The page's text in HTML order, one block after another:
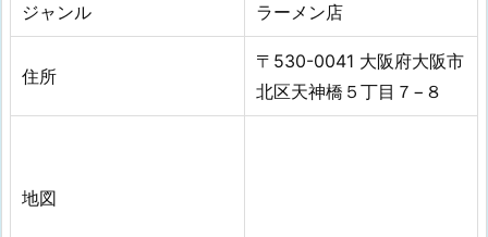
ジャンル ラーメン店
住所
〒530-0041 大阪府大阪市
北区天神橋５丁目７−８
地図